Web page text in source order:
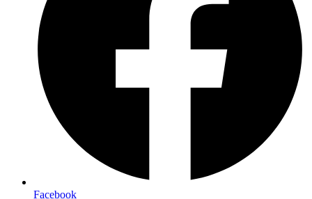
Facebook